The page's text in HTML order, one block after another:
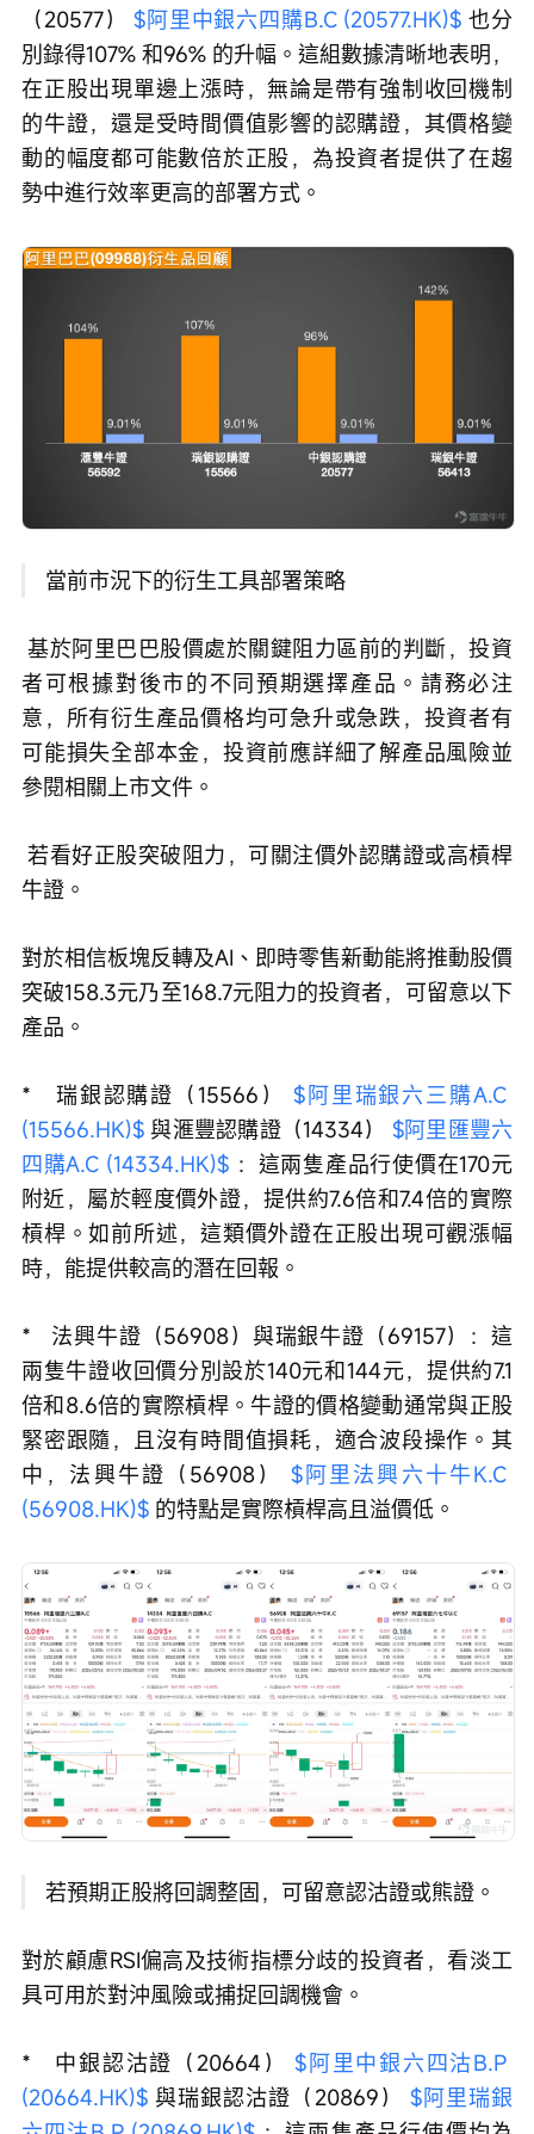
（20577） $阿里中銀六四購B.C (20577.HK)$ 也分
別錄得107% 和96% 的升幅。這組數據清晰地表明，
在正股出現單邊上漲時，無論是帶有強制收回機制
的牛證，還是受時間價值影響的認購證，其價格變
動的幅度都可能數倍於正股，為投資者提供了在趨
勢中進行效率更高的部署方式。
當前市況下的衍生工具部署策略
基於阿里巴巴股價處於關鍵阻力區前的判斷，投資
者可根據對後市的不同預期選擇產品。請務必注
意，所有衍生產品價格均可急升或急跌，投資者有
可能損失全部本金，投資前應詳細了解產品風險並
參閱相關上市文件。
若看好正股突破阻力，可關注價外認購證或高槓桿
牛證。
對於相信板塊反轉及AI、即時零售新動能將推動股價
突破158.3元乃至168.7元阻力的投資者，可留意以下
產品。
*   瑞銀認購證（15566） $阿里瑞銀六三購A.C
(15566.HK)$ 與滙豐認購證（14334） $阿里匯豐六
四購A.C (14334.HK)$ ：這兩隻產品行使價在170元
附近，屬於輕度價外證，提供約7.6倍和7.4倍的實際
槓桿。如前所述，這類價外證在正股出現可觀漲幅
時，能提供較高的潛在回報。
*   法興牛證（56908）與瑞銀牛證（69157）：這
兩隻牛證收回價分別設於140元和144元，提供約7.1
倍和8.6倍的實際槓桿。牛證的價格變動通常與正股
緊密跟隨，且沒有時間值損耗，適合波段操作。其
中，法興牛證（56908） $阿里法興六十牛K.C
(56908.HK)$ 的特點是實際槓桿高且溢價低。
若預期正股將回調整固，可留意認沽證或熊證。
對於顧慮RSI偏高及技術指標分歧的投資者，看淡工
具可用於對沖風險或捕捉回調機會。
*   中銀認沽證（20664） $阿里中銀六四沽B.P
(20664.HK)$ 與瑞銀認沽證（20869） $阿里瑞銀